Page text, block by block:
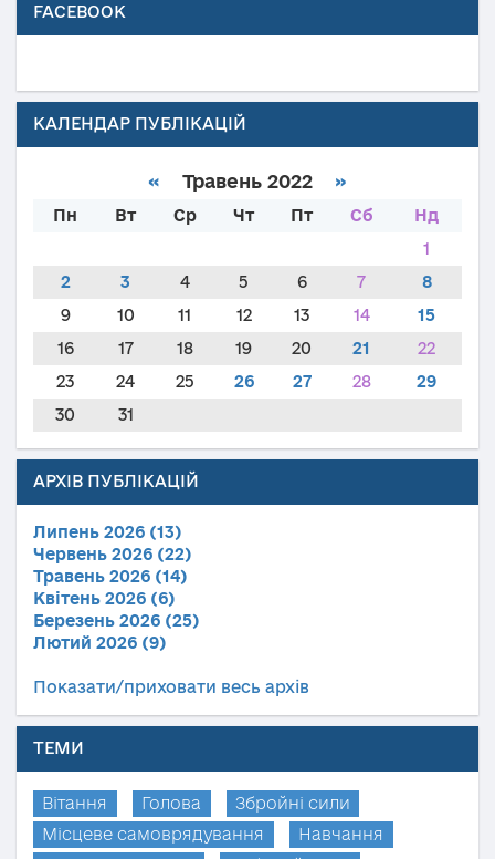
FACEBOOK
КАЛЕНДАР ПУБЛІКАЦІЙ
« Травень 2022 »
Пн Вт Ср Чт Пт Сб
Нд
1
2
3 4 5 6 7
8
9
10 11 12 13 14
15
16
17 18 19 20 21
22
23
24 25 26 27 28
29
30
31
АРХІВ ПУБЛІКАЦІЙ
Липень 2026 (13)
Червень 2026 (22)
Травень 2026 (14)
Квітень 2026 (6)
Березень 2026 (25)
Лютий 2026 (9)
Показати/приховати весь архів
ТЕМИ
Вітання Голова
Збройні сили
Місцеве самоврядування
Навчання